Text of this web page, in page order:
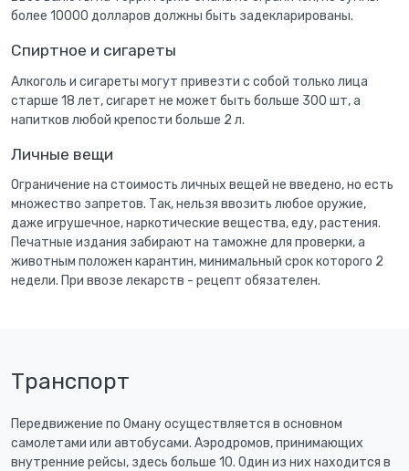
более 10000 долларов должны быть задекларированы.
Спиртное и сигареты
Алкоголь и сигареты могут привезти с собой только лица
старше 18 лет, сигарет не может быть больше 300 шт, а
напитков любой крепости больше 2 л.
Личные вещи
Ограничение на стоимость личных вещей не введено, но есть
множество запретов. Так, нельзя ввозить любое оружие,
даже игрушечное, наркотические вещества, еду, растения.
Печатные издания забирают на таможне для проверки, а
животным положен карантин, минимальный срок которого 2
недели. При ввозе лекарств - рецепт обязателен.
Транспорт
Передвижение по Оману осуществляется в основном
самолетами или автобусами. Аэродромов, принимающих
внутренние рейсы, здесь больше 10. Один из них находится в